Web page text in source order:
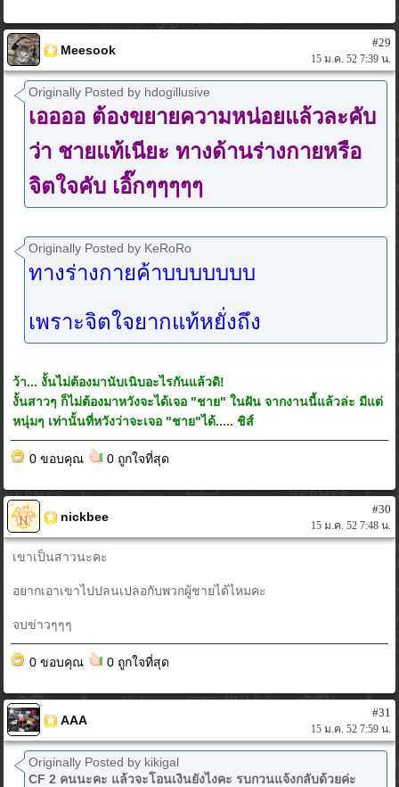
Meesook
#29
15 ม.ค. 52 7:39 น.
Originally Posted by hdogillusive
เออออ ต้องขยายความหน่อยแล้วละคับ
ว่า ชายแท้เนียะ ทางด้านร่างกายหรือ
จิตใจคับ เอิ๊กๆๆๆๆๆ
Originally Posted by KeRoRo
ทางร่างกายค้าบบบบบบบ
เพราะจิตใจยากแท้หยั่งถึง
ว้า... งั้นไม่ต้องมานับเนิบอะไรกันแล้วดิ!
งั้นสาวๆ ก็ไม่ต้องมาหวังจะได้เจอ "ชาย" ในฝัน จากงานนี้แล้วล่ะ มีแต่
หนุ่มๆ เท่านั้นที่หวังว่าจะเจอ "ชาย"ได้..... ชิส์
0 ขอบคุณ 0 ถูกใจที่สุด
nickbee
#30
15 ม.ค. 52 7:48 น.
เขาเป็นสาวนะคะ
อยากเอาเขาไปปลนเปลอกับพวกผู้ชายได้ไหมคะ
จบข่าวๆๆๆ
0 ขอบคุณ 0 ถูกใจที่สุด
AAA
#31
15 ม.ค. 52 7:59 น.
Originally Posted by kikigal
CF 2 คนนะคะ แล้วจะโอนเงินยังไงคะ รบกวนแจ้งกลับด้วยค่ะ